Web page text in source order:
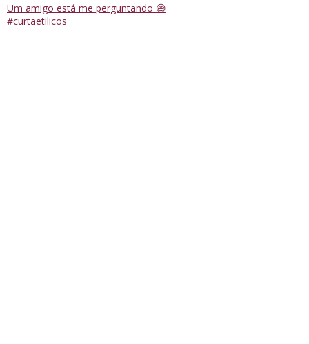
Um amigo está me perguntando 😅
#curtaetilicos